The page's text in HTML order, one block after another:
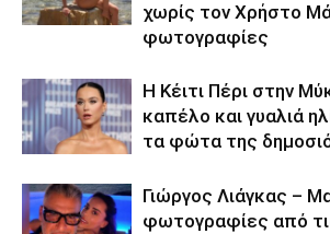
χωρίς τον Χρήστο
φωτογραφίες
Η Κέιτι Πέρι στην
καπέλο και γυαλιά
τα φώτα της
Γιώργος Λιάγκας –
φωτογραφίες από